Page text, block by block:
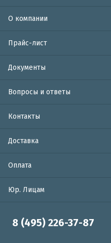
О компании
Прайс-лист
Документы
Вопросы и ответы
Контакты
Доставка
Оплата
Юр. Лицам
8 (495) 226-37-87